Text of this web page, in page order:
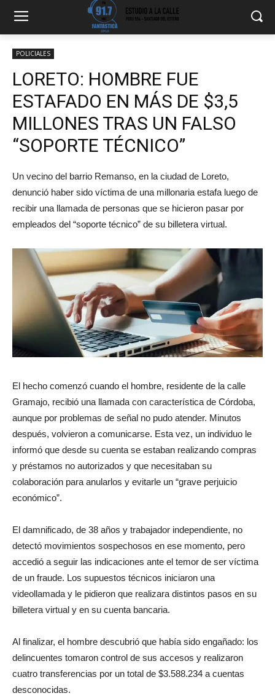
POLICIALES
LORETO: HOMBRE FUE
ESTAFADO EN MÁS DE $3,5
MILLONES TRAS UN FALSO
“SOPORTE TÉCNICO”
Un vecino del barrio Remanso, en la ciudad de Loreto,
denunció haber sido víctima de una millonaria estafa luego de
recibir una llamada de personas que se hicieron pasar por
empleados del “soporte técnico” de su billetera virtual.
El hecho comenzó cuando el hombre, residente de la calle
Gramajo, recibió una llamada con característica de Córdoba,
aunque por problemas de señal no pudo atender. Minutos
después, volvieron a comunicarse. Esta vez, un individuo le
informó que desde su cuenta se estaban realizando compras
y préstamos no autorizados y que necesitaban su
colaboración para anularlos y evitarle un “grave perjuicio
económico”.
El damnificado, de 38 años y trabajador independiente, no
detectó movimientos sospechosos en ese momento, pero
accedió a seguir las indicaciones ante el temor de ser víctima
de un fraude. Los supuestos técnicos iniciaron una
videollamada y le pidieron que realizara distintos pasos en su
billetera virtual y en su cuenta bancaria.
Al finalizar, el hombre descubrió que había sido engañado: los
delincuentes tomaron control de sus accesos y realizaron
cuatro transferencias por un total de $3.588.234 a cuentas
desconocidas.